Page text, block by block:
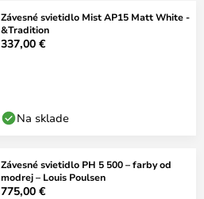
Závesné svietidlo Mist AP15 Matt White -
&Tradition
337,00 €
Na sklade
Závesné svietidlo PH 5 500 – farby od
modrej – Louis Poulsen
775,00 €